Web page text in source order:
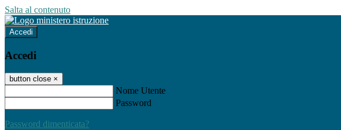
Salta al contenuto
Accedi
Accedi
button close ×
Nome Utente
Password
Password dimenticata?